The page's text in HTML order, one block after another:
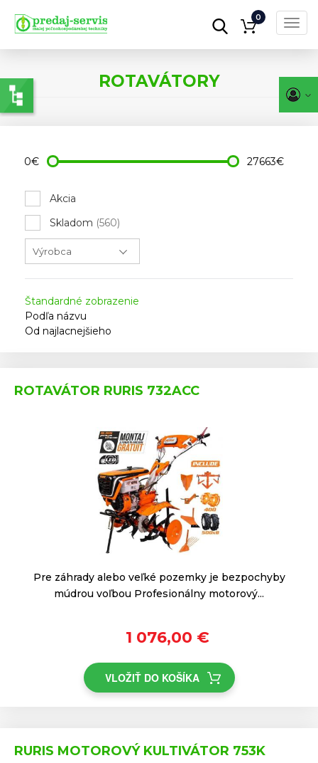
Skočiť
hlavný
obsah
0
ROTAVÁTORY
0€ 27663€
Akcia
Skladom (560)
Štandardné zobrazenie
Podľa názvu
Od najlacnejšieho
ROTAVÁTOR RURIS 732ACC
Pre záhrady alebo veľké pozemky je bezpochyby
múdrou voľbou Profesionálny motorový...
1 076,00 €
VLOŽIŤ DO KOŠÍKA
RURIS MOTOROVÝ KULTIVÁTOR 753K